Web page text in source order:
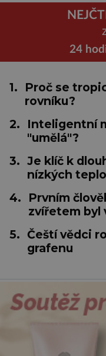
24
1.
Proč se
rovníku?
2.
Inteligentní
"umělá"?
3. Je klíč k
nízkých
4.
Prvním
zvířetem byl
5. Čeští vědci
grafenu